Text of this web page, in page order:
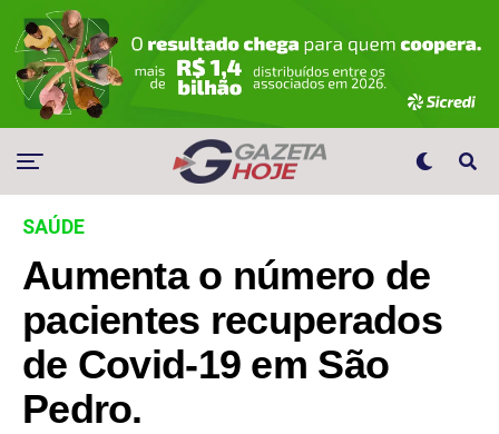
SAÚDE
Aumenta o número de
pacientes recuperados
de Covid-19 em São
Pedro.